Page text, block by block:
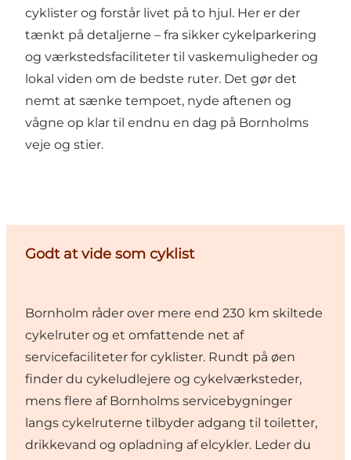
cyklister og forstår livet på to hjul. Her er der
tænkt på detaljerne – fra sikker cykelparkering
og værkstedsfaciliteter til vaskemuligheder og
lokal viden om de bedste ruter. Det gør det
nemt at sænke tempoet, nyde aftenen og
vågne op klar til endnu en dag på Bornholms
veje og stier.
Godt at vide som cyklist
Bornholm råder over mere end 230 km skiltede
cykelruter og et omfattende net af
servicefaciliteter for cyklister. Rundt på øen
finder du cykeludlejere og cykelværksteder,
mens flere af Bornholms servicebygninger
langs cykelruterne tilbyder adgang til toiletter,
drikkevand og opladning af elcykler. Leder du